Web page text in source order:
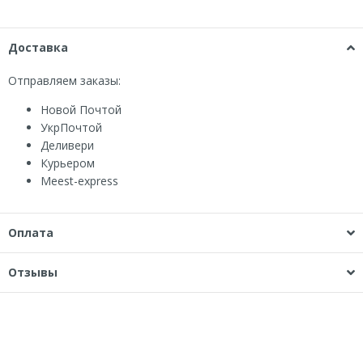
Доставка
Отправляем заказы:
Новой Почтой
УкрПочтой
Деливери
Курьером
Мeest-express
Оплата
Отзывы